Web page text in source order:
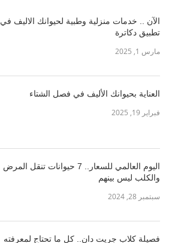
الآن .. خدمات منزلية وطبية لحيوانك الاليف في
تطبيق دكاترة
مارس 1, 2025
العناية بحيوانك الأليف في فصل الشتاء
فبراير 19, 2025
اليوم العالمي للسعار.. 7 حيوانات تنقل المرض
والكلب ليس بينهم
سبتمبر 28, 2024
فصيلة كلاب جريت دان.. كل ما تحتاج لمعرفته